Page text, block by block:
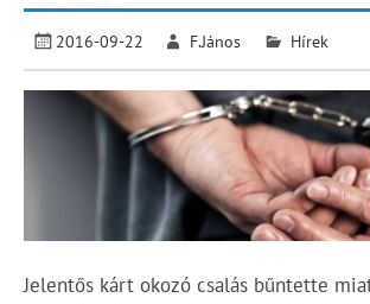
2016-09-22 F.János Hírek
Jelentős kárt okozó csalás bűntette